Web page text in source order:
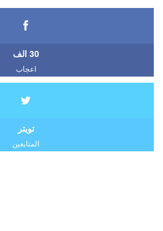
30 الف
اعجاب
تويتر
المتابعين